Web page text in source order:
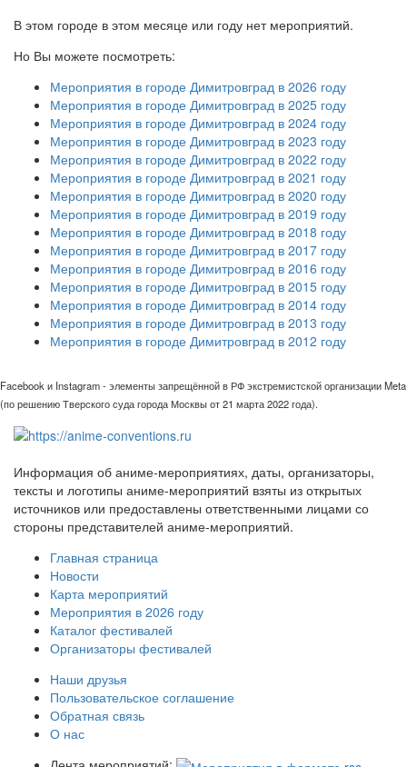
В этом городе в этом месяце или году нет мероприятий.
Но Вы можете посмотреть:
Мероприятия в городе Димитровград в 2026 году
Мероприятия в городе Димитровград в 2025 году
Мероприятия в городе Димитровград в 2024 году
Мероприятия в городе Димитровград в 2023 году
Мероприятия в городе Димитровград в 2022 году
Мероприятия в городе Димитровград в 2021 году
Мероприятия в городе Димитровград в 2020 году
Мероприятия в городе Димитровград в 2019 году
Мероприятия в городе Димитровград в 2018 году
Мероприятия в городе Димитровград в 2017 году
Мероприятия в городе Димитровград в 2016 году
Мероприятия в городе Димитровград в 2015 году
Мероприятия в городе Димитровград в 2014 году
Мероприятия в городе Димитровград в 2013 году
Мероприятия в городе Димитровград в 2012 году
Facebook и Instagram - элементы запрещённой в РФ экстремистской организации Meta
(по решению Тверского суда города Москвы от 21 марта 2022 года).
Информация об аниме-мероприятиях, даты, организаторы,
тексты и логотипы аниме-мероприятий взяты из открытых
источников или предоставлены ответственными лицами со
стороны представителей аниме-мероприятий.
Главная страница
Новости
Карта мероприятий
Мероприятия в 2026 году
Каталог фестивалей
Организаторы фестивалей
Наши друзья
Пользовательское соглашение
Обратная связь
О нас